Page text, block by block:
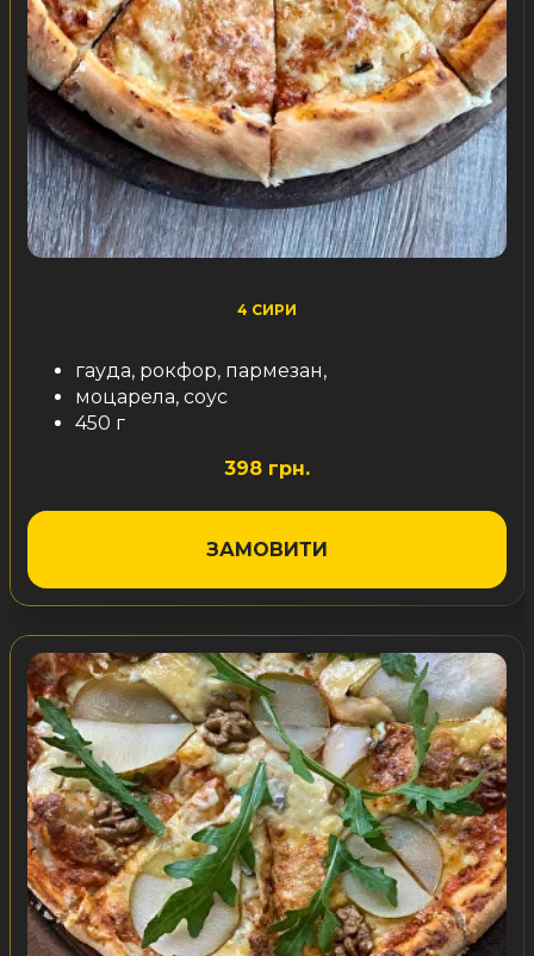
4 СИРИ
гауда, рокфор, пармезан,
моцарела, соус
450 г
398 грн.
ЗАМОВИТИ